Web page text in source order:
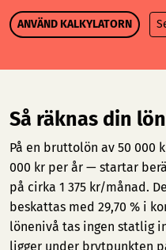
ANVÄND KALKYLATORN
Så räknas din lön
På en bruttolön av 50 000
000 kr per år — startar
på cirka 1 375 kr/månad.
beskattas med 29,70 % i
lönenivå tas ingen statlig
ligger under brytpunkten